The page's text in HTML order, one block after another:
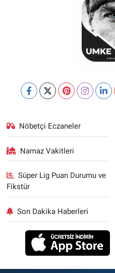
Nöbetçi Eczaneler
Namaz Vakitleri
Süper Lig Puan Durumu ve
Fikstür
Son Dakika Haberleri